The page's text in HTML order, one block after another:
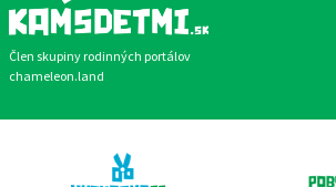
Člen skupiny rodinných portálov
chameleon.land